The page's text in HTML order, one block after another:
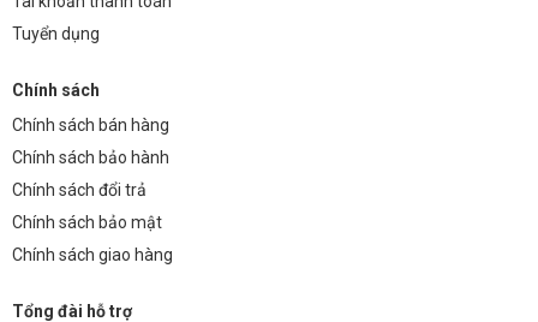
Tuyển dụng
Chính sách
Chính sách bán hàng
Chính sách bảo hành
Chính sách đổi trả
Chính sách bảo mật
Chính sách giao hàng
Tổng đài hỗ trợ